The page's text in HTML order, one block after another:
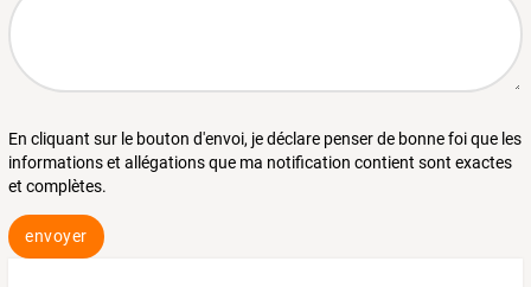
En cliquant sur le bouton d'envoi, je déclare penser de bonne foi que les
informations et allégations que ma notification contient sont exactes
et complètes.
envoyer